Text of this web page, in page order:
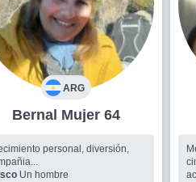
ARG
Bernal Mujer 64
personal, diversión,
Un hombre